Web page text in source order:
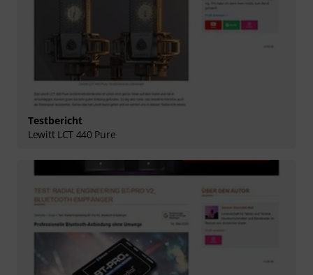
Testbericht
Lewitt LCT 440 Pure